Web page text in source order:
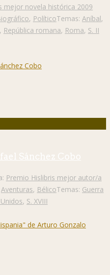
mejor novela histórica 2009
, PolíticoTemas: Aníbal,
, República romana, Roma, S. II
Sánchez Cobo
Premio Hislibris mejor autor/a
Aventuras, BélicoTemas: Guerra
, S. XVIII